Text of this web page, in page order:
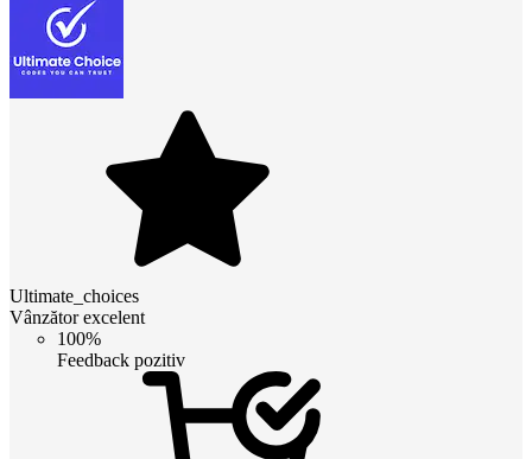
Ultimate_choices
Vânzător excelent
100%
Feedback pozitiv